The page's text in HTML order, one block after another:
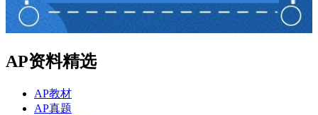
AP资料精选
AP教材
AP真题